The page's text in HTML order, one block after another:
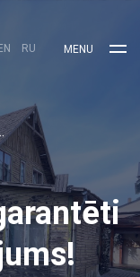
EN RU MENU
ieguldījums!